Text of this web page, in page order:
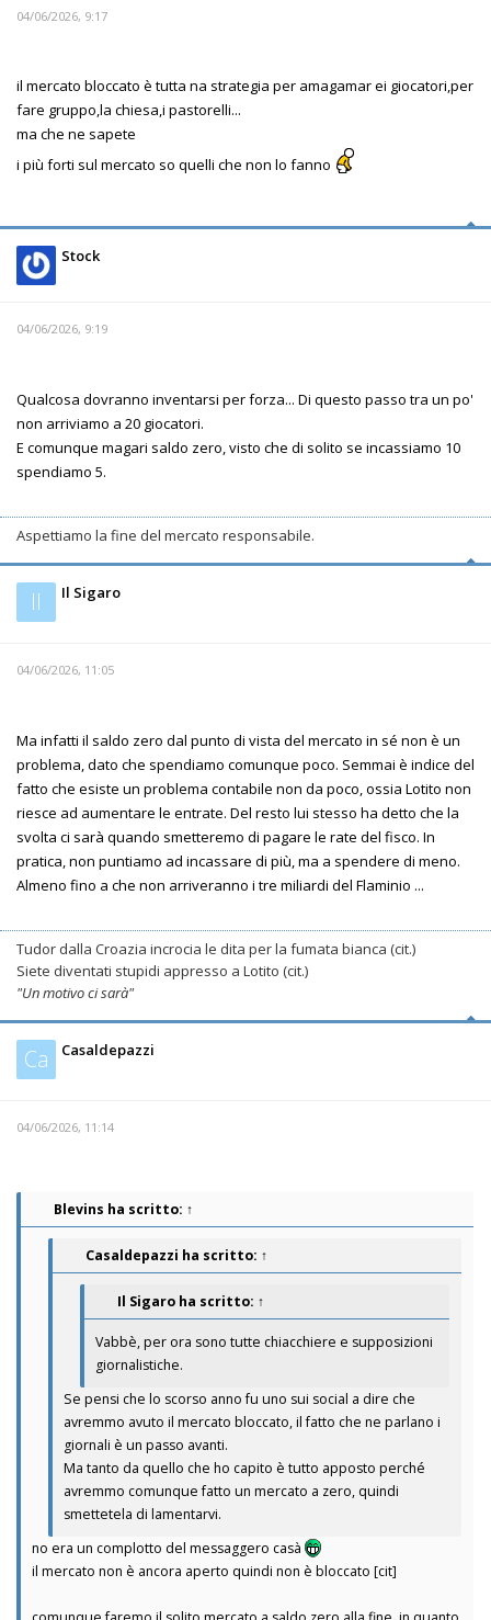
04/06/2026, 9:17
il mercato bloccato è tutta na strategia per amagamar ei giocatori,per
fare gruppo,la chiesa,i pastorelli...
ma che ne sapete
i più forti sul mercato so quelli che non lo fanno
Stock
04/06/2026, 9:19
Qualcosa dovranno inventarsi per forza... Di questo passo tra un po'
non arriviamo a 20 giocatori.
E comunque magari saldo zero, visto che di solito se incassiamo 10
spendiamo 5.
Aspettiamo la fine del mercato responsabile.
Il Il Sigaro
04/06/2026, 11:05
Ma infatti il saldo zero dal punto di vista del mercato in sé non è un
problema, dato che spendiamo comunque poco. Semmai è indice del
fatto che esiste un problema contabile non da poco, ossia Lotito non
riesce ad aumentare le entrate. Del resto lui stesso ha detto che la
svolta ci sarà quando smetteremo di pagare le rate del fisco. In
pratica, non puntiamo ad incassare di più, ma a spendere di meno.
Almeno fino a che non arriveranno i tre miliardi del Flaminio ...
Tudor dalla Croazia incrocia le dita per la fumata bianca (cit.)
Siete diventati stupidi appresso a Lotito (cit.)
"Un motivo ci sarà"
Ca Casaldepazzi
04/06/2026, 11:14
Blevins ha scritto: ↑
Casaldepazzi ha scritto: ↑
Il Sigaro ha scritto: ↑
Vabbè, per ora sono tutte chiacchiere e supposizioni
giornalistiche.
Se pensi che lo scorso anno fu uno sui social a dire che
avremmo avuto il mercato bloccato, il fatto che ne parlano i
giornali è un passo avanti.
Ma tanto da quello che ho capito è tutto apposto perché
avremmo comunque fatto un mercato a zero, quindi
smettetela di lamentarvi.
no era un complotto del messaggero casà
il mercato non è ancora aperto quindi non è bloccato [cit]